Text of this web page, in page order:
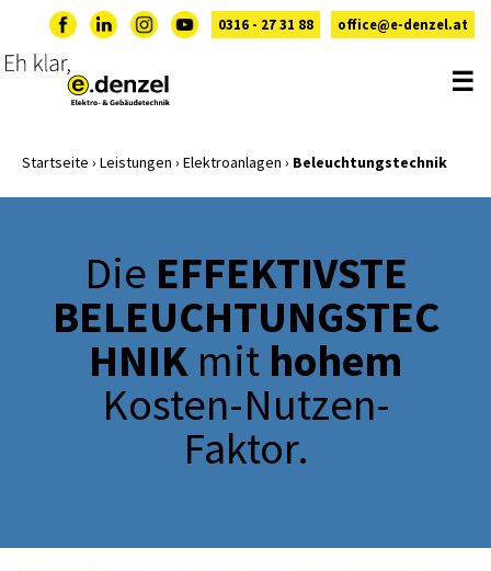
0316 - 27 31 88 office@e-denzel.at
☰
Startseite › Leistungen › Elektroanlagen › Beleuchtungstechnik
Die EFFEKTIVSTE
BELEUCHTUNGSTEC
HNIK mit hohem
Kosten-Nutzen-
Faktor.